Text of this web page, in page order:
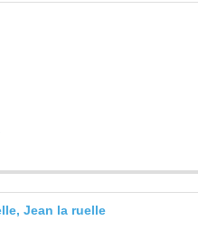
Jean la ruelle